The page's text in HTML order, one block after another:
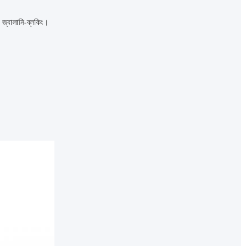
ব্লকিং।